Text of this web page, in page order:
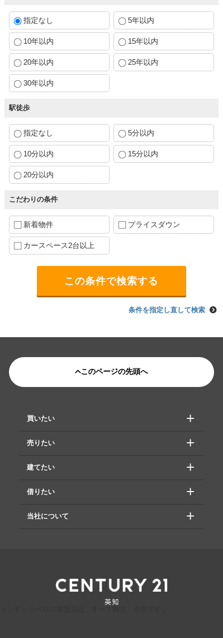
指定なし 5年以内
10年以内 15年以内
20年以内 25年以内
30年以内
駅徒歩
指定なし 5分以内
10分以内 15分以内
20分以内
こだわりの条件
新着物件 プライスダウン
カースペース2台以上
条件を指定し直して検索
このページの先頭へ
買いたい
売りたい
建てたい
借りたい
当社について